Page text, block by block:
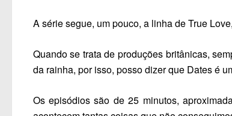
A série segue, um pouco, a linha deTrue Love
Quando se trata de produções britânicas,
da rainha, por isso, posso dizer que Datesé
Os episódios são de 25 minutos,